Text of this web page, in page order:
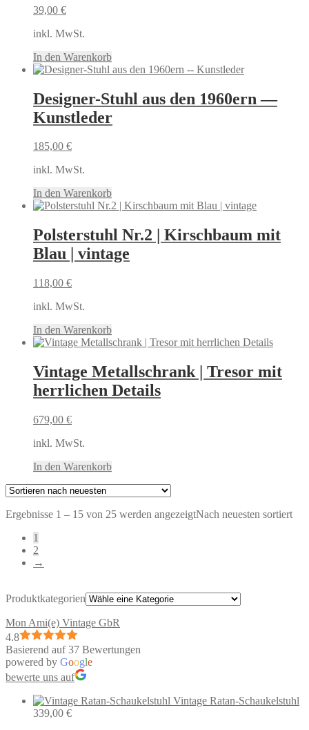
39,00 €
inkl. MwSt.
In den Warenkorb
Designer-Stuhl aus den 1960ern —
Kunstleder
185,00 €
inkl. MwSt.
In den Warenkorb
Polsterstuhl Nr.2 | Kirschbaum mit
Blau | vintage
118,00 €
inkl. MwSt.
In den Warenkorb
Vintage Metallschrank | Tresor mit
herrlichen Details
679,00 €
inkl. MwSt.
In den Warenkorb
Ergebnisse 1 – 15 von 25 werden angezeigtNach neuesten sortiert
1
2
→
Produktkategorien
Mon Ami(e) Vintage GbR
4.8
Basierend auf 37 Bewertungen
powered by Google
bewerte uns auf
Vintage Ratan-Schaukelstuhl
339,00 €